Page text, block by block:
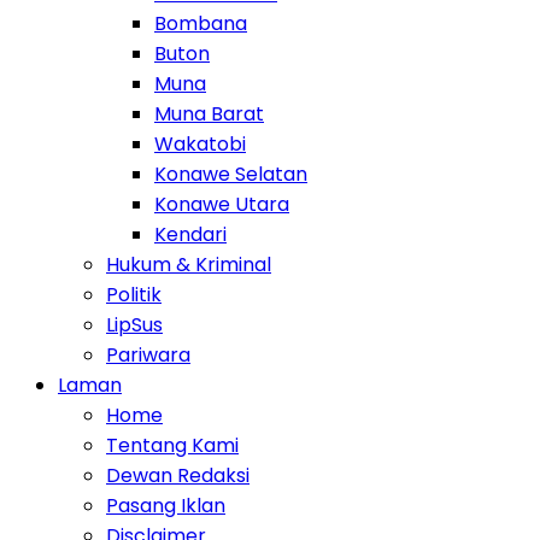
Bombana
Buton
Muna
Muna Barat
Wakatobi
Konawe Selatan
Konawe Utara
Kendari
Hukum & Kriminal
Politik
LipSus
Pariwara
Laman
Home
Tentang Kami
Dewan Redaksi
Pasang Iklan